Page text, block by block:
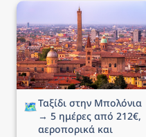
Ταξίδι στην Μπολόνια →
5 ημέρες από 212€,
αεροπορικά και διαμονή
🗺️Ταξίδι στην Μπολόνια
→ 5 ημέρες από 212€,
αεροπορικά και